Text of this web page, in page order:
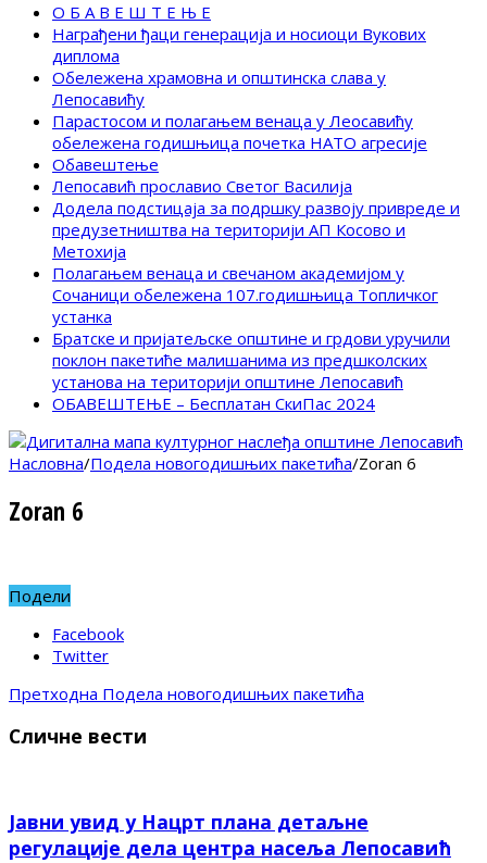
О Б А В Е Ш Т Е Њ Е
Награђени ђаци генерација и носиоци Вукових
диплома
Обележена храмовна и општинска слава у
Лепосавићу
Парастосом и полагањем венаца у Леосавићу
обележена годишњица почетка НАТО агресије
Обавештење
Лепосавић прославио Светог Василија
Додела подстицаја за подршку развоју привреде и
предузетништва на територији АП Косово и
Метохија
Полагањем венаца и свечаном академијом у
Сочаници обележена 107.годишњица Топличког
устанка
Братске и пријатељске општине и грдови уручили
поклон пакетиће малишанима из предшколских
установа на територији општине Лепосавић
ОБАВЕШТЕЊЕ – Бесплатан СкиПас 2024
Насловна/Подела новогодишњих пакетића/Zoran 6
Zoran 6
Подели
Facebook
Twitter
Претходна Подела новогодишњих пакетића
Сличне вести
Јавни увид у Нацрт плана детаљне
регулације дела центра насеља Лепосавић